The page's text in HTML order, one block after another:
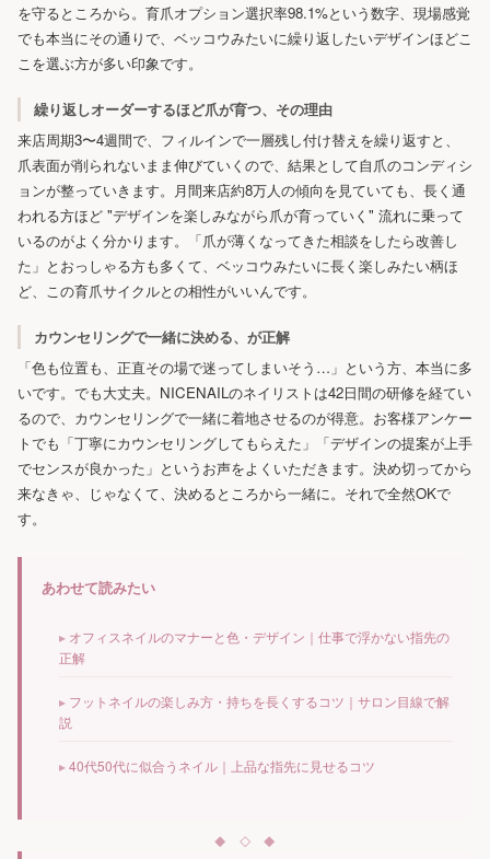
を守るところから。育爪オプション選択率98.1%という数字、現場感覚
でも本当にその通りで、ベッコウみたいに繰り返したいデザインほどこ
こを選ぶ方が多い印象です。
繰り返しオーダーするほど爪が育つ、その理由
来店周期3〜4週間で、フィルインで一層残し付け替えを繰り返すと、
爪表面が削られないまま伸びていくので、結果として自爪のコンディシ
ョンが整っていきます。月間来店約8万人の傾向を見ていても、長く通
われる方ほど "デザインを楽しみながら爪が育っていく" 流れに乗って
いるのがよく分かります。「爪が薄くなってきた相談をしたら改善し
た」とおっしゃる方も多くて、ベッコウみたいに長く楽しみたい柄ほ
ど、この育爪サイクルとの相性がいいんです。
カウンセリングで一緒に決める、が正解
「色も位置も、正直その場で迷ってしまいそう…」という方、本当に多
いです。でも大丈夫。NICENAILのネイリストは42日間の研修を経てい
るので、カウンセリングで一緒に着地させるのが得意。お客様アンケー
トでも「丁寧にカウンセリングしてもらえた」「デザインの提案が上手
でセンスが良かった」というお声をよくいただきます。決め切ってから
来なきゃ、じゃなくて、決めるところから一緒に。それで全然OKで
す。
あわせて読みたい
オフィスネイルのマナーと色・デザイン｜仕事で浮かない指先の
正解
フットネイルの楽しみ方・持ちを長くするコツ｜サロン目線で解
説
40代50代に似合うネイル｜上品な指先に見せるコツ